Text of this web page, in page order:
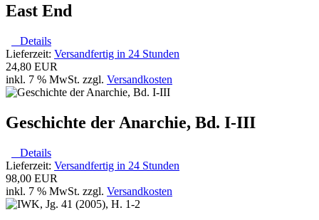
East End
Details
Lieferzeit: Versandfertig in 24 Stunden
24,80 EUR
inkl. 7 % MwSt. zzgl. Versandkosten
Geschichte der Anarchie, Bd. I-III
Details
Lieferzeit: Versandfertig in 24 Stunden
98,00 EUR
inkl. 7 % MwSt. zzgl. Versandkosten